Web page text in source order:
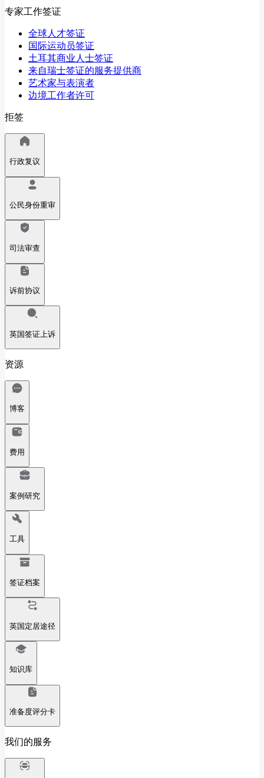
专家工作签证
全球人才签证
国际运动员签证
土耳其商业人士签证
来自瑞士签证的服务提供商
艺术家与表演者
边境工作者许可
拒签
行政复议
公民身份重审
司法审查
诉前协议
英国签证上诉
资源
博客
费用
案例研究
工具
签证档案
英国定居途径
知识库
准备度评分卡
我们的服务